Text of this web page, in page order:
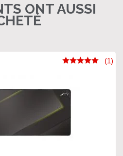
ONT AUSSI
(1)